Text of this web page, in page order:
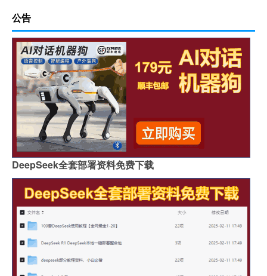
公告
DeepSeek全套部署资料免费下载